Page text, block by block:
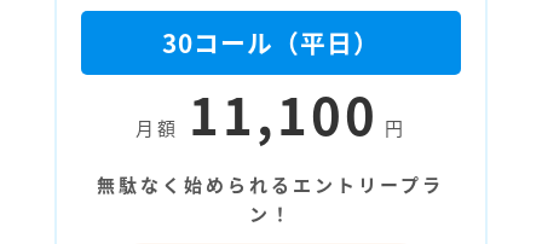
30コール（平日）
月額 11,100 円
無駄なく始められるエントリープラ
ン！